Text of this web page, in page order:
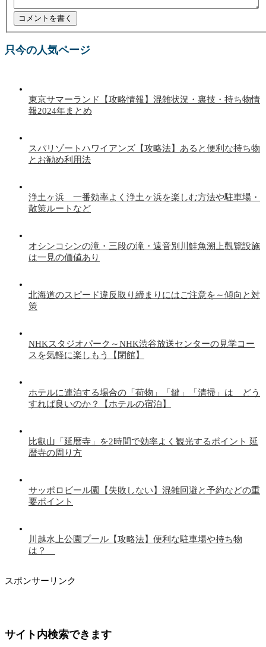
只今の人気ページ
東京サマーランド【攻略情報】混雑状況・裏技・持ち物情
報2024年まとめ
スパリゾートハワイアンズ【攻略法】あると便利な持ち物
とお勧め利用法
浄土ヶ浜 一番効率よく浄土ヶ浜を楽しむ方法や駐車場・
散策ルートなど
オシンコシンの滝・三段の滝・遠音別川鮭魚溯上觀覽設施
は一見の価値あり
北海道のスピード違反取り締まりにはご注意を～傾向と対
策
NHKスタジオパーク～NHK渋谷放送センターの見学コー
スを気軽に楽しもう【閉館】
ホテルに連泊する場合の「荷物」「鍵」「清掃」は どう
すれば良いのか？【ホテルの宿泊】
比叡山「延暦寺」を2時間で効率よく観光するポイント 延
暦寺の周り方
サッポロビール園【失敗しない】混雑回避と予約などの重
要ポイント
川越水上公園プール【攻略法】便利な駐車場や持ち物
は？
スポンサーリンク
サイト内検索できます